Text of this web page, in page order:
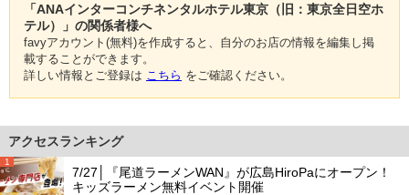
「ANAインターコンチネンタルホテル東京（旧：東京全日空ホ
テル）」の関係者様へ
favyアカウント(無料)を作成すると、自分のお店の情報を編集し掲
載することができます。
詳しい情報とご登録は こちら をご確認ください。
アクセスランキング
1
7/27│『尾道ラーメンWAN』が広島HiroPaにオープン！
キッズラーメン無料イベント開催